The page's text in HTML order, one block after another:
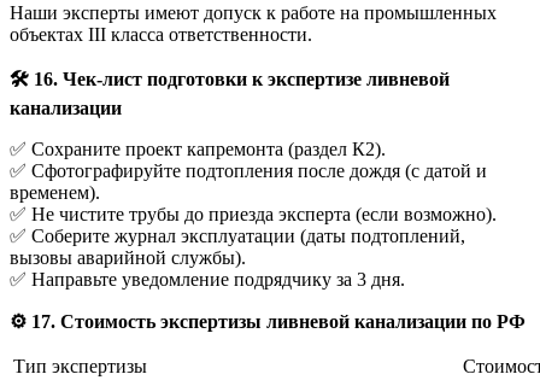
Наши эксперты имеют допуск к работе на промышленных
объектах III класса ответственности.
🛠 ️ 16. Чек-лист подготовки к экспертизе ливневой
канализации
✅ Сохраните проект капремонта (раздел К2).
✅ Сфотографируйте подтопления после дождя (с датой и
временем).
✅ Не чистите трубы до приезда эксперта (если возможно).
✅ Соберите журнал эксплуатации (даты подтоплений,
вызовы аварийной службы).
✅ Направьте уведомление подрядчику за 3 дня.
⚙️ 17. Стоимость экспертизы ливневой канализации по РФ
Тип экспертизы